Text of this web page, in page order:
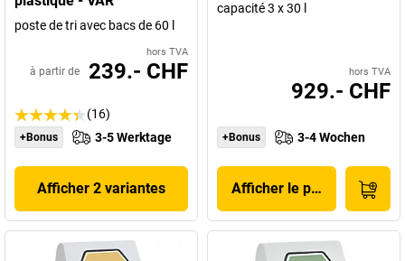
poste de tri avec bacs de 60 l
hors TVA
à partir de 239.- CHF
(16)
+Bonus 3-5 Werktage
Afficher 2 variantes
capacité 3 x 30 l
hors TVA
929.- CHF
+Bonus 3-4 Wochen
Afficher le produit